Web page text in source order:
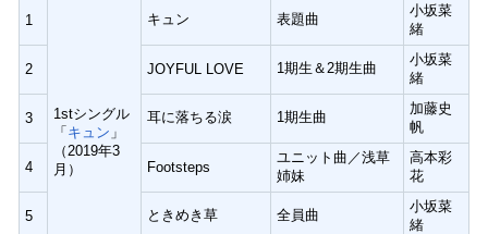
1
1stシングル
「 キュン 」
（2019年3
月）
キュン 表題曲
小坂菜
緒
2 JOYFUL LOVE 1期生＆2期生曲
小坂菜
緒
3 耳に落ちる涙 1期生曲
加藤史
帆
4 Footsteps
ユニット曲／浅草
姉妹
高本彩
花
5 ときめき草 全員曲
小坂菜
緒